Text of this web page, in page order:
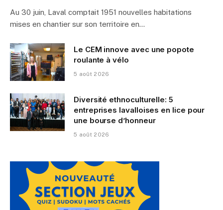
Au 30 juin, Laval comptait 1951 nouvelles habitations
mises en chantier sur son territoire en…
Le CEM innove avec une popote
roulante à vélo
5 août 2026
Diversité ethnoculturelle: 5
entreprises lavalloises en lice pour
une bourse d’honneur
5 août 2026